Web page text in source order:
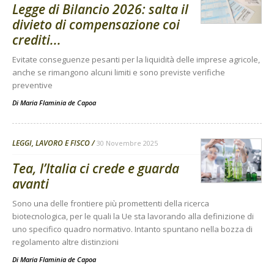
Legge di Bilancio 2026: salta il
divieto di compensazione coi
crediti...
Evitate conseguenze pesanti per la liquidità delle imprese agricole,
anche se rimangono alcuni limiti e sono previste verifiche
preventive
Di Maria Flaminia de Capoa
LEGGI, LAVORO E FISCO 30 Novembre 2025
Tea, l’Italia ci crede e guarda
avanti
Sono una delle frontiere più promettenti della ricerca
biotecnologica, per le quali la Ue sta lavorando alla definizione di
uno specifico quadro normativo. Intanto spuntano nella bozza di
regolamento altre distinzioni
Di Maria Flaminia de Capoa